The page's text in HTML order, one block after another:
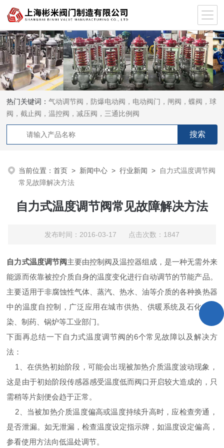
热门关键词：气动调节阀，防爆电动阀，电动阀门，闸阀，蝶阀，球
阀，截止阀，温控阀，减压阀，三通比例阀
当前位置：首页 > 新闻中心 >行业新闻 > 自力式温度调节阀
常见故障解决方法
自力式温度调节阀常见故障解决方法
发布时间：2016-03-17 点击次数：1847
自力式温度调节阀主要由控制阀及温控器组成，是一种无需外来
能源而依靠被控介质自身的温度变化进行自动调节的节能产品。
主要适用于非腐蚀性气体、蒸汽、热水、油等介质的各种换热器
中的温度自控制，广泛应用在城市供热、供暖系统及石化、印
染、制药、锅炉等工业部门。
下面再总结一下自力式温度调节阀的6个常见故障以及解决方
法：
1、在供热初始阶段，可能会出现被加热介质温度波动现象，
这是由于初始阶段传感器感受温度低而阀口开启较大造成的，只
需稍等片刻便会趋于正常。
2、当被加热介质温度偏高或温度持续升高时，应检查旁通，
是否泄漏。如无泄漏，检查温度设定指示牌，如温度设定偏高，
参看使用方法向低温处调节。